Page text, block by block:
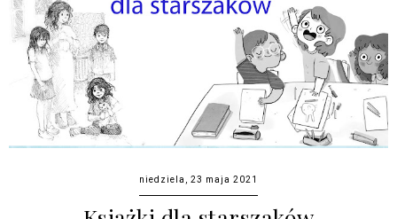
niedziela, 23 maja 2021